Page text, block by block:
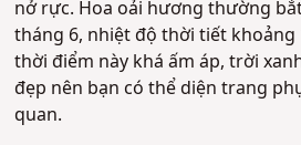
nở rực. Hoa oải hương thường
tháng 6, nhiệt độ thời tiết khoảng
thời điểm này khá ấm áp, trời
đẹp nên bạn có thể diện trang
quan.